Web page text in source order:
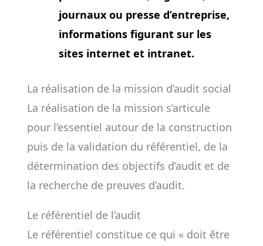
journaux ou presse d’entreprise,
informations figurant sur les
sites internet et intranet.
La réalisation de la mission d’audit social
La réalisation de la mission s’articule
pour l’essentiel autour de la construction
puis de la validation du référentiel, de la
détermination des objectifs d’audit et de
la recherche de preuves d’audit.
Le référentiel de l’audit
Le référentiel constitue ce qui « doit être